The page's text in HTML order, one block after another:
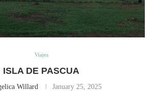
Viajes
ISLA DE PASCUA
Willard January 25, 2025